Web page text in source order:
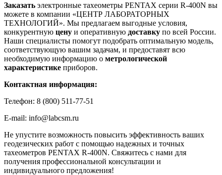
Заказать электронные тахеометры PENTAX серии R-400N вы
можете в компании «ЦЕНТР ЛАБОРАТОРНЫХ
ТЕХНОЛОГИЙ». Мы предлагаем выгодные условия,
конкурентную цену и оперативную доставку по всей России.
Наши специалисты помогут подобрать оптимальную модель,
соответствующую вашим задачам, и предоставят всю
необходимую информацию о метрологической
характеристике приборов.
Контактная информация:
Телефон: 8 (800) 511-77-51
E-mail: info@labcsm.ru
Не упустите возможность повысить эффективность ваших
геодезических работ с помощью надежных и точных
тахеометров PENTAX R-400N. Свяжитесь с нами для
получения профессиональной консультации и
индивидуального предложения!